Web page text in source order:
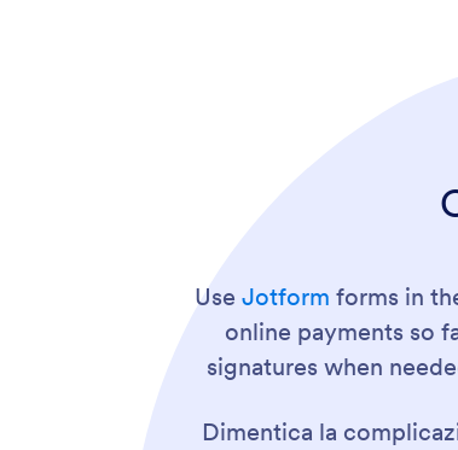
UseJotform forms in
online payments so
signatures when
Dimentica la